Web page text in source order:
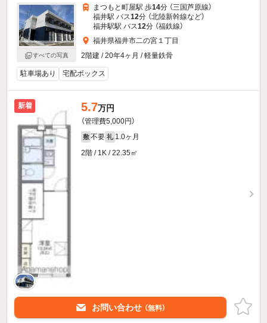
すべての写真
まつもと町屋駅 歩14分 （三国芦原線）
福井駅 バス12分 （北陸新幹線など）
福井駅駅 バス12分 （福鉄線）
福井県福井市二の宮１丁目
2階建 / 20年4ヶ月 / 軽量鉄骨
駐車場あり 宅配ボックス
新着 5.7万円
（管理費5,000円）
敷 不要 礼 1.0ヶ月
2階 / 1K / 22.35㎡
お問い合わせ （無料）